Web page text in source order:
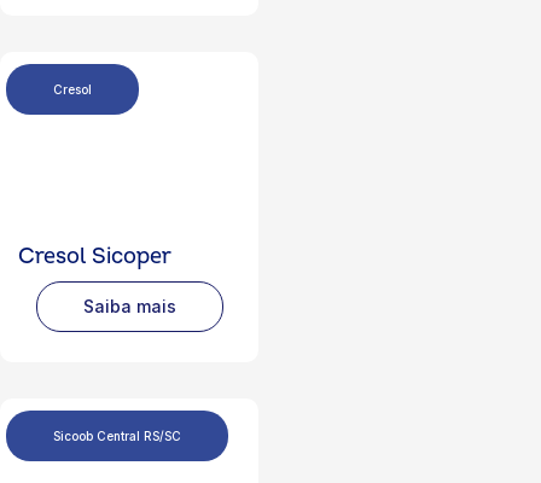
Cresol
Cresol Sicoper
Saiba mais
Sicoob Central RS/SC